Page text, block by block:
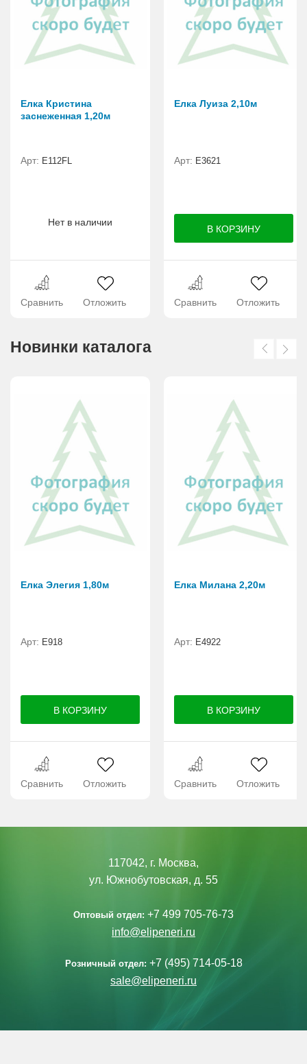
Елка Кристина
заснеженная 1,20м
Арт: E112FL
Нет в наличии
Сравнить Отложить
Елка Луиза 2,10м
Арт: E3621
Сравнить Отложить
Новинки каталога
Елка Элегия 1,80м
Арт: E918
Сравнить Отложить
Елка Милана 2,20м
Арт: Е4922
Сравнить Отложить
117042, г. Москва,
ул. Южнобутовская, д. 55
Оптовый отдел: +7 499 705-76-73
info@elipeneri.ru
Розничный отдел: +7 (495) 714-05-18
sale@elipeneri.ru